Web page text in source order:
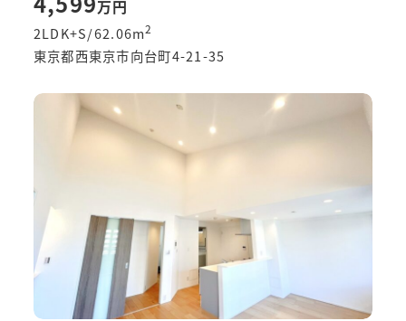
万円
2LDK+S/62.06m2
東京都西東京市向台町4-21-35